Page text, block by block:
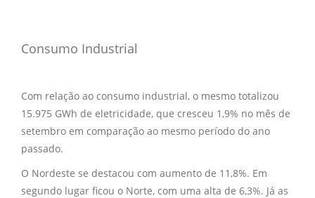
Consumo Industrial
Com relação ao consumo industrial, o mesmo totalizou
15.975 GWh de eletricidade, que cresceu 1,9% no mês de
setembro em comparação ao mesmo período do ano
passado.
O Nordeste se destacou com aumento de 11,8%. Em
segundo lugar ficou o Norte, com uma alta de 6,3%. Já as